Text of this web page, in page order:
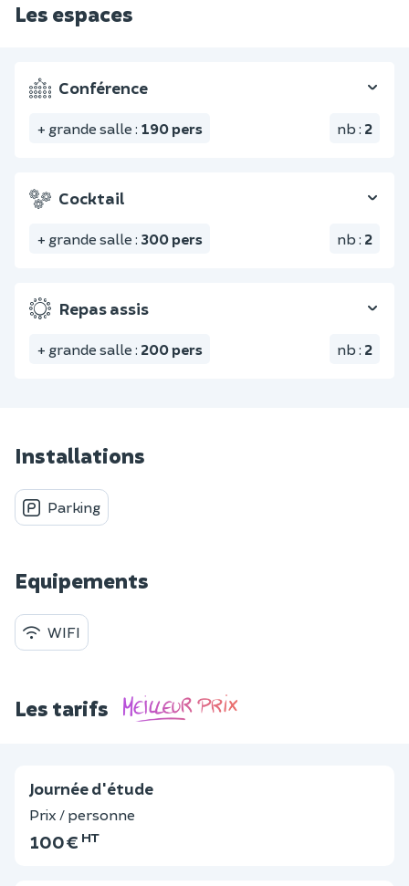
Les espaces
Conférence
+ grande salle : 190pers nb : 2
Cocktail
+ grande salle : 300pers nb : 2
Repas assis
+ grande salle : 200pers nb : 2
Installations
Parking
Equipements
WIFI
Les tarifs
Journée d'étude
Prix / personne
100 € HT